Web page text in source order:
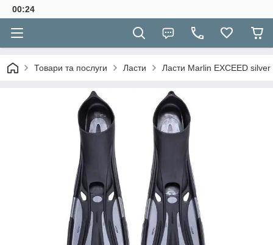
00:24
Товари та послуги Ласти Ласти Marlin EXCEED